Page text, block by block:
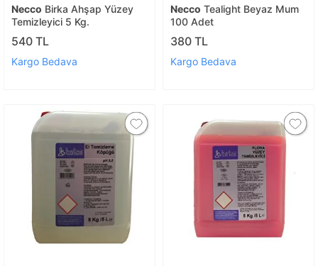
Necco Birka Ahşap Yüzey
Temizleyici 5 Kg.
540 TL
Kargo Bedava
Necco Tealight Beyaz Mum
100 Adet
380 TL
Kargo Bedava